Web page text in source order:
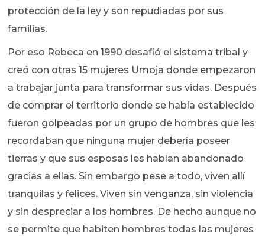
protección de la ley y son repudiadas por sus
familias.
Por eso Rebeca en 1990 desafió el sistema tribal y
creó con otras 15 mujeres Umoja donde empezaron
a trabajar junta para transformar sus vidas. Después
de comprar el territorio donde se había establecido
fueron golpeadas por un grupo de hombres que les
recordaban que ninguna mujer debería poseer
tierras y que sus esposas les habían abandonado
gracias a ellas. Sin embargo pese a todo, viven allí
tranquilas y felices. Viven sin venganza, sin violencia
y sin despreciar a los hombres. De hecho aunque no
se permite que habiten hombres todas las mujeres